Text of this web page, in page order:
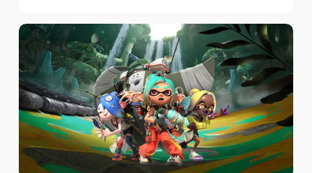
Review
–
Splatoon
Raiders